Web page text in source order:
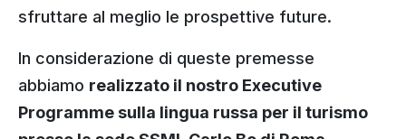
sfruttare al meglio le prospettive future.
In considerazione di queste premesse
abbiamo realizzato il nostro Executive
Programme sulla lingua russa per il turismo